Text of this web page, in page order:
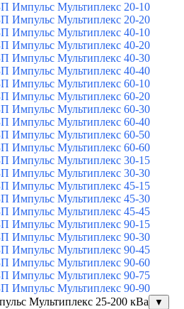
Импульс Мультиплекс 20-10
Импульс Мультиплекс 20-20
Импульс Мультиплекс 40-10
Импульс Мультиплекс 40-20
Импульс Мультиплекс 40-30
Импульс Мультиплекс 40-40
Импульс Мультиплекс 60-10
Импульс Мультиплекс 60-20
Импульс Мультиплекс 60-30
Импульс Мультиплекс 60-40
Импульс Мультиплекс 60-50
Импульс Мультиплекс 60-60
Импульс Мультиплекс 30-15
Импульс Мультиплекс 30-30
Импульс Мультиплекс 45-15
Импульс Мультиплекс 45-30
Импульс Мультиплекс 45-45
Импульс Мультиплекс 90-15
Импульс Мультиплекс 90-30
Импульс Мультиплекс 90-45
Импульс Мультиплекс 90-60
Импульс Мультиплекс 90-75
Импульс Мультиплекс 90-90
Мультиплекс 25-200 кВа
▼